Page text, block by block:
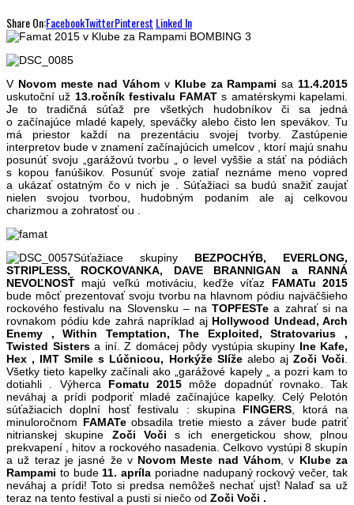
Share On:FacebookTwitterPinterest Linked In
V Novom meste nad Váhom v Klube za Rampami sa 11.4.2015
uskutoční už 13.ročník festivalu FAMAT s amatérskymi kapelami.
Je to tradičná súťaž pre všetkých hudobníkov či sa jedná
o začínajúce mladé kapely, speváčky alebo čisto len spevákov. Tu
má priestor každí na prezentáciu svojej tvorby. Zastúpenie
interpretov bude v znamení začínajúcich umelcov , ktorí majú snahu
posunúť svoju „garážovú tvorbu „ o level vyššie a stáť na pódiách
s kopou fanúšikov. Posunúť svoje zatiaľ neznáme meno vopred
a ukázať ostatným čo v nich je . Súťažiaci sa budú snažiť zaujať
nielen svojou tvorbou, hudobným podaním ale aj celkovou
charizmou a zohratosť ou .
Súťažiace skupiny BEZPOCHÝB, EVERLONG,
STRIPLESS, ROCKOVANKA, DAVE BRANNIGAN a RANNÁ
NEVOĽNOSŤ majú veľkú motiváciu, keďže víťaz FAMATu 2015
bude môcť prezentovať svoju tvorbu na hlavnom pódiu najväčšieho
rockového festivalu na Slovensku – naTOPFESTe a zahrať si na
rovnakom pódiu kde zahrá napríklad aj Hollywood Undead, Arch
Enemy , Within Temptation, The Exploited, Stratovarius ,
Twisted Sistersa iní. Z domácej pôdy vystúpia skupiny Ine Kafe,
Hex , IMT Smile s Lúčnicou, Horkýže Slížealebo aj Zoči Voči
Všetky tieto kapelky začínali ako „garážové kapely „ a pozri kam to
dotiahli . Výherca Fomatu 2015 môže dopadnúť rovnako. Tak
neváhaj a prídi podporiť mladé začínajúce kapelky. Celý Pelotón
súťažiacich doplní hosť festivalu : skupina FINGERS , ktorá na
minuloročnom FAMATeobsadila tretie miesto a záver bude patriť
nitrianskej skupine Zoči Voči s ich energetickou show, plnou
prekvapení , hitov a rockového nasadenia. Celkovo vystúpi 8 skupín
a už teraz je jasné že v Novom Meste nad Váhom , v Klube za
Rampami to bude11. apríla poriadne nadupaný rockový večer, tak
neváhaj a prídi! Toto si predsa nemôžeš nechať ujsť! Nalaď sa už
teraz na tento festival a pusti si niečo od Zoči Voči .